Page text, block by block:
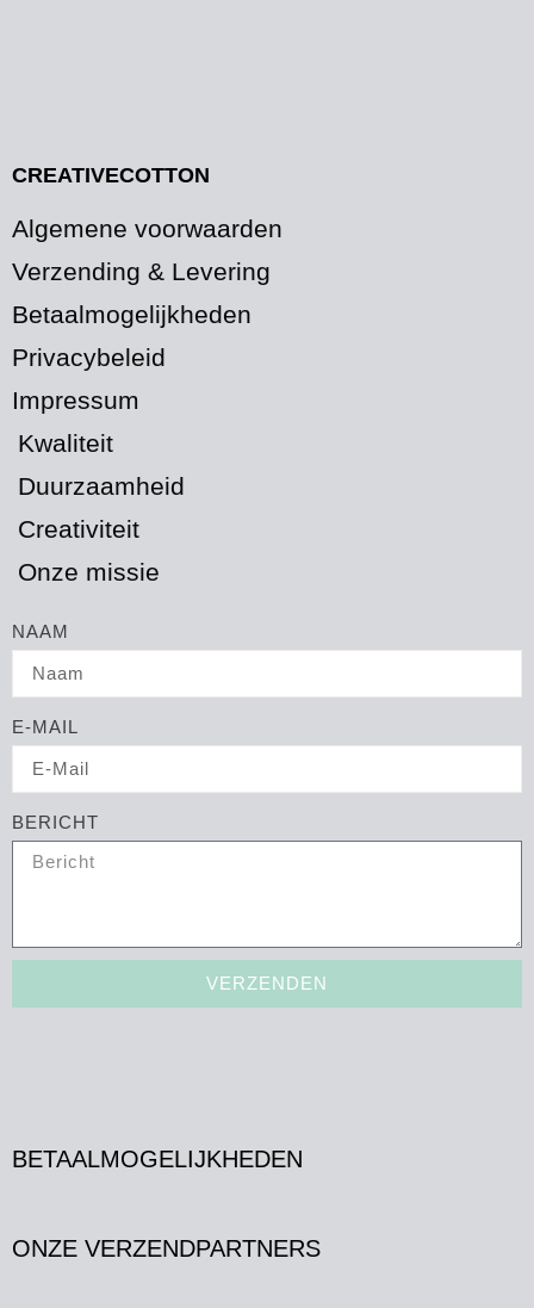
CREATIVECOTTON
Algemene voorwaarden
Verzending & Levering
Betaalmogelijkheden
Privacybeleid
Impressum
Kwaliteit
Duurzaamheid
Creativiteit
Onze missie
NAAM
E-MAIL
BERICHT
VERZENDEN
BETAALMOGELIJKHEDEN
ONZE VERZENDPARTNERS